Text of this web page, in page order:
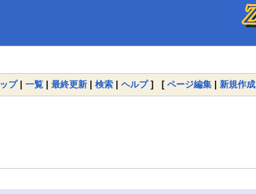
プ| 一覧 | 最終更新 | 検索 | ヘルプ] [ ページ編集 | 新規作成